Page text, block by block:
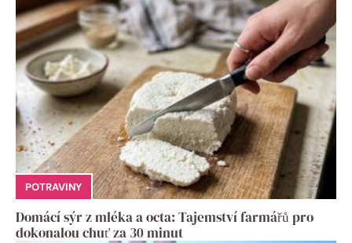
POTRAVINY
Domácí sýr z mléka a octa: Tajemství farmářů pro
dokonalou chuť za 30 minut